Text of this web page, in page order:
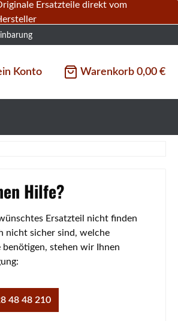
Ersatzteile direkt vom
Konto Warenkorb 0,00 €
Hilfe?
Ersatzteil nicht finden
nicht sicher sind, welche
benötigen, stehen wir Ihnen
48 48 210